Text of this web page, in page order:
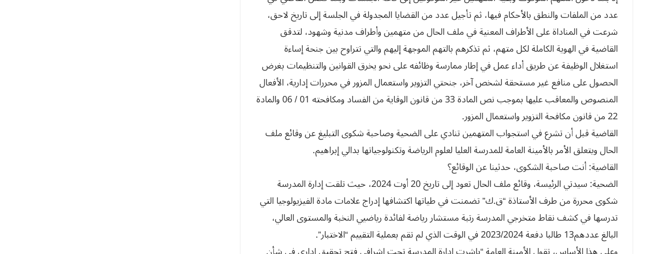
عدد من الملفات والنطق بالأحكام فيها، ثم تأجيل عدد من القضايا المجدولة في الجلسة إلى تاريخ لاحق،
شرعت في المناداة على الأطراف المعنية في ملف الحال من متهمين وأطراف مدنية وشهود، لتدقق
القاضية في الهوية الكاملة لكل متهم، ثم تذكرهم بالتهم الموجهة إليهم والتي تتراوح بين جنحة إساءة
استغلال الوظيفة عن طريق أداء عمل في إطار ممارسة وظائفه على نحو يخرق القوانين والتنظيمات بغرض
الحصول على منافع غير مستحقة لشخص آخر، جنحتي التزوير واستعمال المزور في محررات إدارية، الأفعال
المنصوص والمعاقب عليها بموجب نص المادة 33 من قانون الوقاية من الفساد ومكافحته 01 / 06 والمادة
22 من قانون مكافحة التزوير واستعمال المزور.
القاضية قبل أن تشرع في استجواب المتهمين تنادي على الضحية وصاحبة شكوى التبليغ عن وقائع ملف
الحال ويتعلق الأمر بالأمينة العامة للمدرسة العليا لعلوم الرياضة وتكنولوجياتها بدالي إبراهيم.
القاضية: أنت صاحبة الشكوى، حدثينا عن الوقائع؟
الضحية: سيدتي الرئيسة، وقائع ملف الحال تعود إلى تاريخ 20 أوت 2024، حيث تلقت إدارة المدرسة
شكوى محررة من طرف الأستاذة “ق.ك” تضمنت في طياتها اكتشافها إدراج علامات مادة الفيزيولوجيا التي
تدرسها في كشف نقاط متخرجي المدرسة رتبة مستشار رياضة لفائدة رياضيي النخبة والمستوى العالي،
البالغ عددهم13 طالبا دفعة 2023/2024 في الوقت الذي لم تقم بعملية التقييم “الاختبار”.